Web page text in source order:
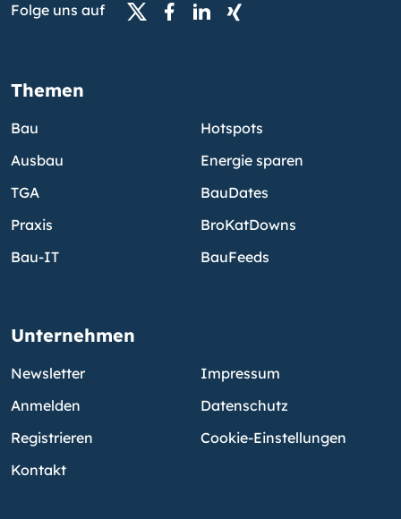
Folge uns auf
Themen
Bau
Ausbau
TGA
Praxis
Bau-IT
Hotspots
Energie sparen
BauDates
BroKatDowns
BauFeeds
Unternehmen
Newsletter
Anmelden
Registrieren
Kontakt
Impressum
Datenschutz
Cookie-Einstellungen